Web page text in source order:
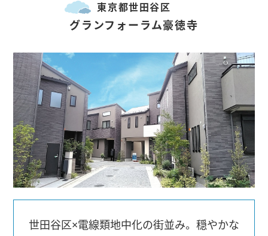
東京都世田谷区
グランフォーラム豪徳寺
世田谷区×電線類地中化の街並み。穏やかな